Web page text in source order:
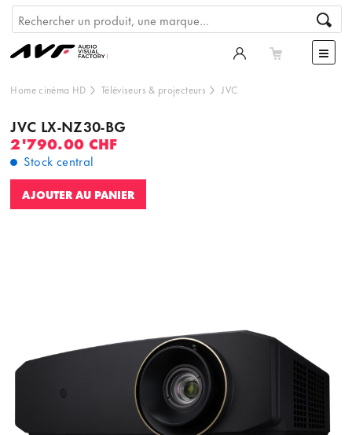
Home cinéma HD Téléviseurs & projecteurs JVC
JVC LX-NZ30-BG
2'790.00 CHF
Stock central
AJOUTER AU PANIER